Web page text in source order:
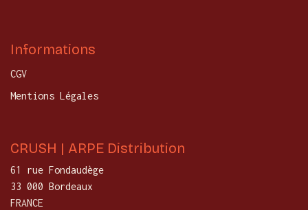
Informations
CGV
Mentions Légales
CRUSH | ARPE Distribution
61 rue Fondaudège
33 000 Bordeaux
FRANCE